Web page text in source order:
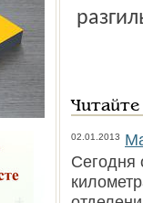
02.01.2013
Сегодня